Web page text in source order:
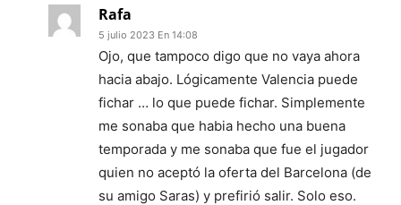
Rafa
5 julio 2023 En 14:08
Ojo, que tampoco digo que no vaya ahora
hacia abajo. Lógicamente Valencia puede
fichar … lo que puede fichar. Simplemente
me sonaba que habia hecho una buena
temporada y me sonaba que fue el jugador
quien no aceptó la oferta del Barcelona (de
su amigo Saras) y prefirió salir. Solo eso.